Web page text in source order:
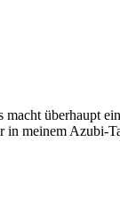
überhaupt
in meinem Azubi-